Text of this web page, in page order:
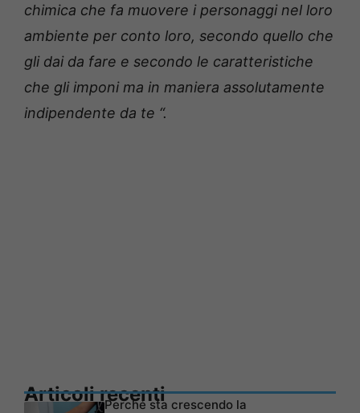
chimica che fa muovere i personaggi nel loro
ambiente per conto loro, secondo quello che
gli dai da fare e secondo le caratteristiche
che gli imponi ma in maniera assolutamente
indipendente da te “.
Articoli recentiPerché sta crescendo la